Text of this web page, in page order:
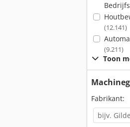
(12.141)
(9.211)
Toon
Fabrikant: